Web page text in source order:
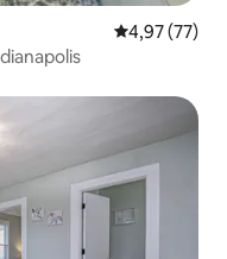
Évaluation
4,97 (77)